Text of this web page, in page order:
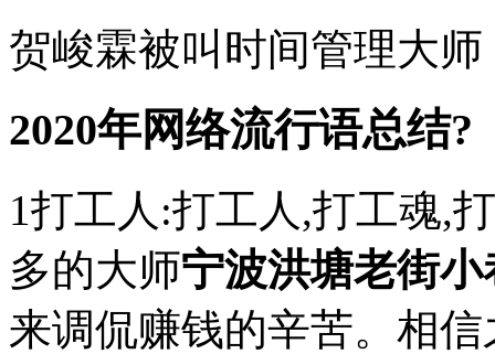
贺峻霖被叫时间管理大
2020年网络流行语总结?
1打工人:打工人,打工魂,
多的大师宁波洪塘老街小
来调侃赚钱的辛苦。相